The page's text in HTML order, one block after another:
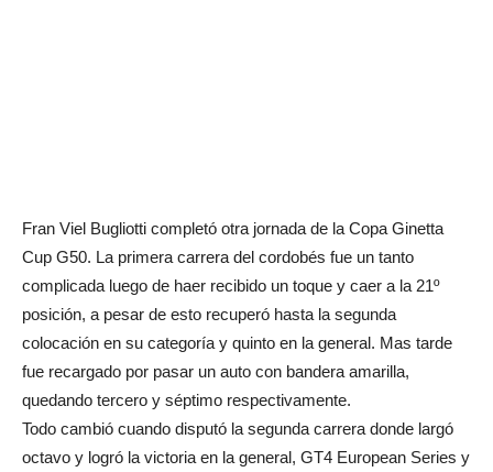
Fran Viel Bugliotti completó otra jornada de la Copa Ginetta
Cup G50. La primera carrera del cordobés fue un tanto
complicada luego de haer recibido un toque y caer a la 21º
posición, a pesar de esto recuperó hasta la segunda
colocación en su categoría y quinto en la general. Mas tarde
fue recargado por pasar un auto con bandera amarilla,
quedando tercero y séptimo respectivamente.
Todo cambió cuando disputó la segunda carrera donde largó
octavo y logró la victoria en la general, GT4 European Series y